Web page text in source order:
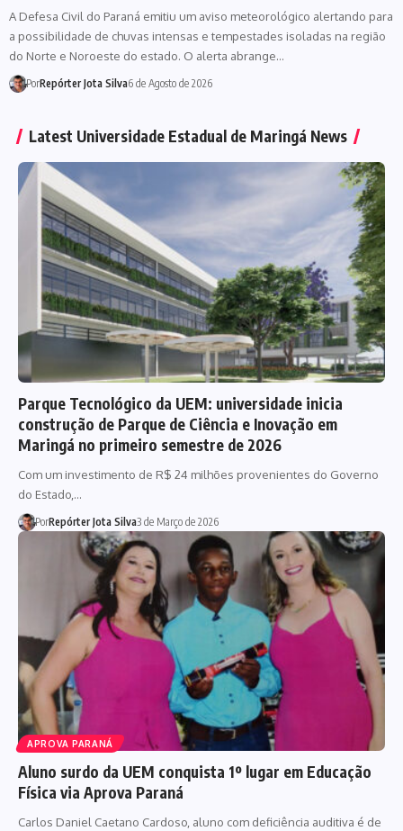
A Defesa Civil do Paraná emitiu um aviso meteorológico alertando para
a possibilidade de chuvas intensas e tempestades isoladas na região
do Norte e Noroeste do estado. O alerta abrange…
PorRepórter Jota Silva6 de Agosto de 2026
Latest Universidade Estadual de Maringá News
Parque Tecnológico da UEM: universidade inicia
construção de Parque de Ciência e Inovação em
Maringá no primeiro semestre de 2026
Com um investimento de R$ 24 milhões provenientes do Governo
do Estado,…
PorRepórter Jota Silva3 de Março de 2026
APROVA PARANÁ
Aluno surdo da UEM conquista 1º lugar em Educação
Física via Aprova Paraná
Carlos Daniel Caetano Cardoso, aluno com deficiência auditiva é de